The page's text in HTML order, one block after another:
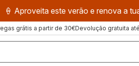
🍦 Aproveita este verão e renova a
grátis a partir de 30€Devolução gratuita